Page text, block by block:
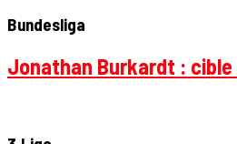
Bundesliga
Jonathan Burkardt : cible